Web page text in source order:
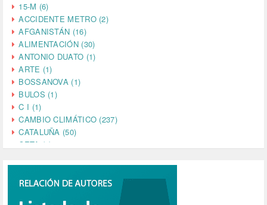
15-M (6)
ACCIDENTE METRO (2)
AFGANISTÁN (16)
ALIMENTACIÓN (30)
ANTONIO DUATO (1)
ARTE (1)
BOSSANOVA (1)
BULOS (1)
C I (1)
CAMBIO CLIMÁTICO (237)
CATALUÑA (50)
CETA (2)
CINE (35)